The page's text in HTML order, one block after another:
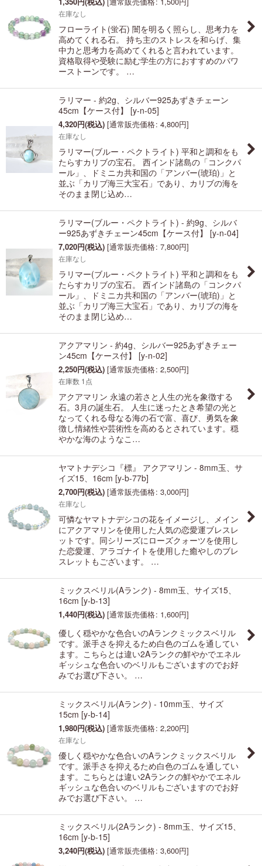
在庫なし
フローライト(蛍石) 闇を明るく照らし、思考力を
高めてくれる石。 持ち主のストレスを和らげ、集
中力と思考力を高めてくれると言われています。
資格取得や受験に励む学生の方におすすめのパワ
ーストーンです。 …
ラリマー - 約2g、シルバー925あずきチェーン
45cm【ケース付】
[y-n-05]
4,320円(税込) [通常販売価格: 4,800円]
在庫なし
ラリマー(ブルー・ペクトライト) 平和と調和をも
たらすカリブの宝石。 西インド諸島の「コンクパ
ール」、ドミニカ共和国の「アンバー(琥珀)」と
並ぶ「カリブ海三大宝石」であり、カリブの海を
そのまま閉じ込め…
ラリマー(ブルー・ペクトライト) - 約9g、シルバ
ー925あずきチェーン45cm【ケース付】
[y-n-04]
7,020円(税込) [通常販売価格: 7,800円]
在庫なし
ラリマー(ブルー・ペクトライト) 平和と調和をも
たらすカリブの宝石。 西インド諸島の「コンクパ
ール」、ドミニカ共和国の「アンバー(琥珀)」と
並ぶ「カリブ海三大宝石」であり、カリブの海を
そのまま閉じ込め…
アクアマリン - 約4g、シルバー925あずきチェー
ン45cm【ケース付】
[y-n-02]
2,250円(税込) [通常販売価格: 2,500円]
在庫数 1点
アクアマリン 永遠の若さと人生の光を象徴する
石。3月の誕生石。 人生に迷ったとき希望の光と
なってくれる母なる海の石で富、喜び、勇気を象
徴し情緒性や芸術性を高めるとされています。穏
やかな海のようなこ…
ヤマトナデシコ『標』 アクアマリン - 8mm玉、サ
イズ15、16cm [y-b-77b]
2,700円(税込) [通常販売価格: 3,000円]
在庫なし
可憐なヤマトナデシコの花をイメージし、メイン
にアクアマリンを使用した人気の恋愛運ブレスレ
ットです。同シリーズにローズクォーツを使用し
た恋愛運、アラゴナイトを使用した癒やしのブレ
スレットもございます。 …
ミックスベリル(Aランク) - 8mm玉、サイズ15、
16cm [y-b-13]
1,440円(税込) [通常販売価格: 1,600円]
優しく穏やかな色合いのAランクミックスベリル
です。派手さを抑えるため白色のゴムを通してい
ます。こちらとは違い2Aランクの鮮やかでエネル
ギッシュな色合いのベリルもございますのでお好
みでお選び下さい。 …
ミックスベリル(Aランク) - 10mm玉、サイズ
15cm [y-b-14]
1,980円(税込) [通常販売価格: 2,200円]
在庫なし
優しく穏やかな色合いのAランクミックスベリル
です。派手さを抑えるため白色のゴムを通してい
ます。こちらとは違い2Aランクの鮮やかでエネル
ギッシュな色合いのベリルもございますのでお好
みでお選び下さい。 …
ミックスベリル(2Aランク) - 8mm玉、サイズ15、
16cm [y-b-15]
3,240円(税込) [通常販売価格: 3,600円]